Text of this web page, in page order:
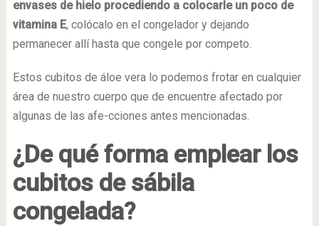
envases de hielo procediendo a colocarle un poco de
vitamina E, colócalo en el congelador y dejando
permanecer allí hasta que congele por competo.
Estos cubitos de áloe vera lo podemos frotar en cualquier
área de nuestro cuerpo que de encuentre afectado por
algunas de las afe-cciones antes mencionadas.
¿De qué forma emplear los
cubitos de sábila
congelada?